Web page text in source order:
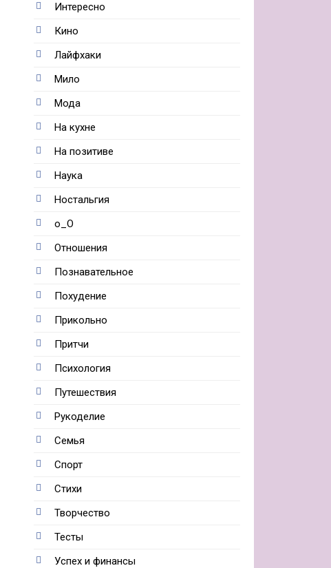
Интересно
Кино
Лайфхаки
Мило
Мода
На кухне
На позитиве
Наука
Ностальгия
о_О
Отношения
Познавательное
Похудение
Прикольно
Притчи
Психология
Путешествия
Рукоделие
Семья
Спорт
Стихи
Творчество
Тесты
Успех и финансы